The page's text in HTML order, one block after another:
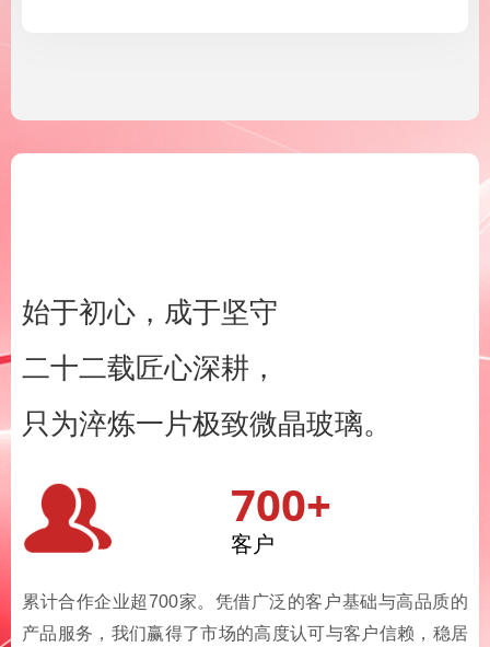
始于初心，成于坚守
二十二载匠心深耕，
只为淬炼一片极致微晶玻璃。
700+
客户
累计合作企业超700家。凭借广泛的客户基础与高品质的
产品服务，我们赢得了市场的高度认可与客户信赖，稳居